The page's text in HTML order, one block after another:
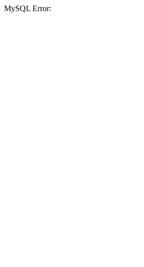
MySQL Error: